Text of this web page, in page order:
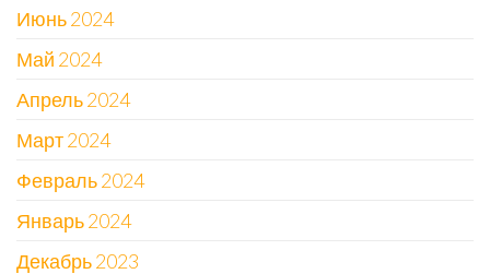
Июнь 2024
Май 2024
Апрель 2024
Март 2024
Февраль 2024
Январь 2024
Декабрь 2023